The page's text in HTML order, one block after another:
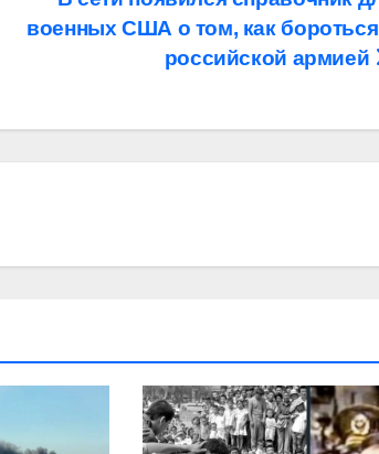
военных США о том, как
российской армией